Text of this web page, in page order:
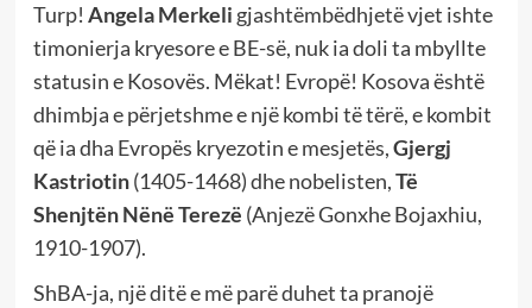
Turp! Angela Merkeli gjashtëmbëdhjetë vjet ishte
timonierja kryesore e BE-së, nuk ia doli ta mbyllte
statusin e Kosovës. Mëkat! Evropë! Kosova është
dhimbja e përjetshme e një kombi të tërë, e kombit
që ia dha Evropës kryezotin e mesjetës,Gjergj
Kastriotin(1405-1468) dhe nobelisten,Të
Shenjtën Nënë Terezë (Anjezë Gonxhe Bojaxhiu,
1910-1907).
ShBA-ja, një ditë e më parë duhet ta pranojë